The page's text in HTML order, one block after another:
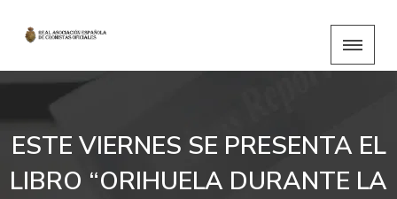
ESTE VIERNES SE PRESENTA EL
LIBRO “ORIHUELA DURANTE LA